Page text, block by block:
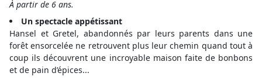
À partir de 6 ans.
Un spectacle appétissant
Hansel et Gretel, abandonnés par leurs parents dans une
forêt ensorcelée ne retrouvent plus leur chemin quand tout à
coup ils découvrent une incroyable maison faite de bonbons
et de pain d’épices...